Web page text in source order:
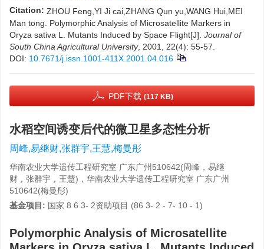
Citation: ZHOU Feng,YI Ji cai,ZHANG Qun yu,WANG Hui,MEI
Man tong. Polymorphic Analysis of Microsatellite Markers in
Oryza sativa L. Mutants Induced by Space Flight[J]. Journal of
South China Agricultural University, 2001, 22(4): 55-57.
DOI: 10.7671/j.issn.1001-411X.2001.04.016
PDF下载 (117 KB)
水稻空间诱变后代的微卫星多态性分析
周峰,易继财,张群宇,王慧,梅曼彤
华南农业大学遗传工程研究室 广东广州510642(周峰，易继
财，张群宇，王慧)，华南农业大学遗传工程研究室 广东广州
510642(梅曼彤)
基金项目: 国家 8 6 3- 2资助项目 (86 3- 2 - 7- 10 - 1)
Polymorphic Analysis of Microsatellite